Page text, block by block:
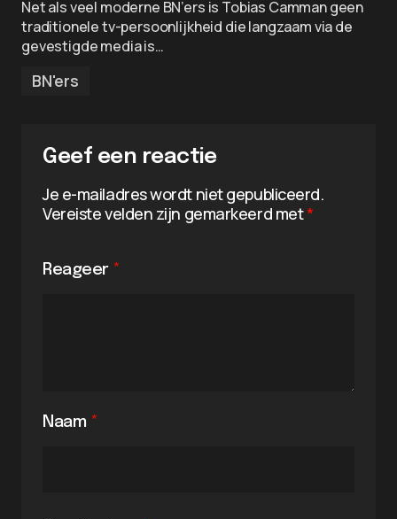
Net als veel moderne BN’ers is Tobias Camman geen
traditionele tv-persoonlijkheid die langzaam via de
gevestigde media is…
BN'ers
Geef een reactie
Je e-mailadres wordt niet gepubliceerd.
Vereiste velden zijn gemarkeerd met*
Reageer *
Naam *